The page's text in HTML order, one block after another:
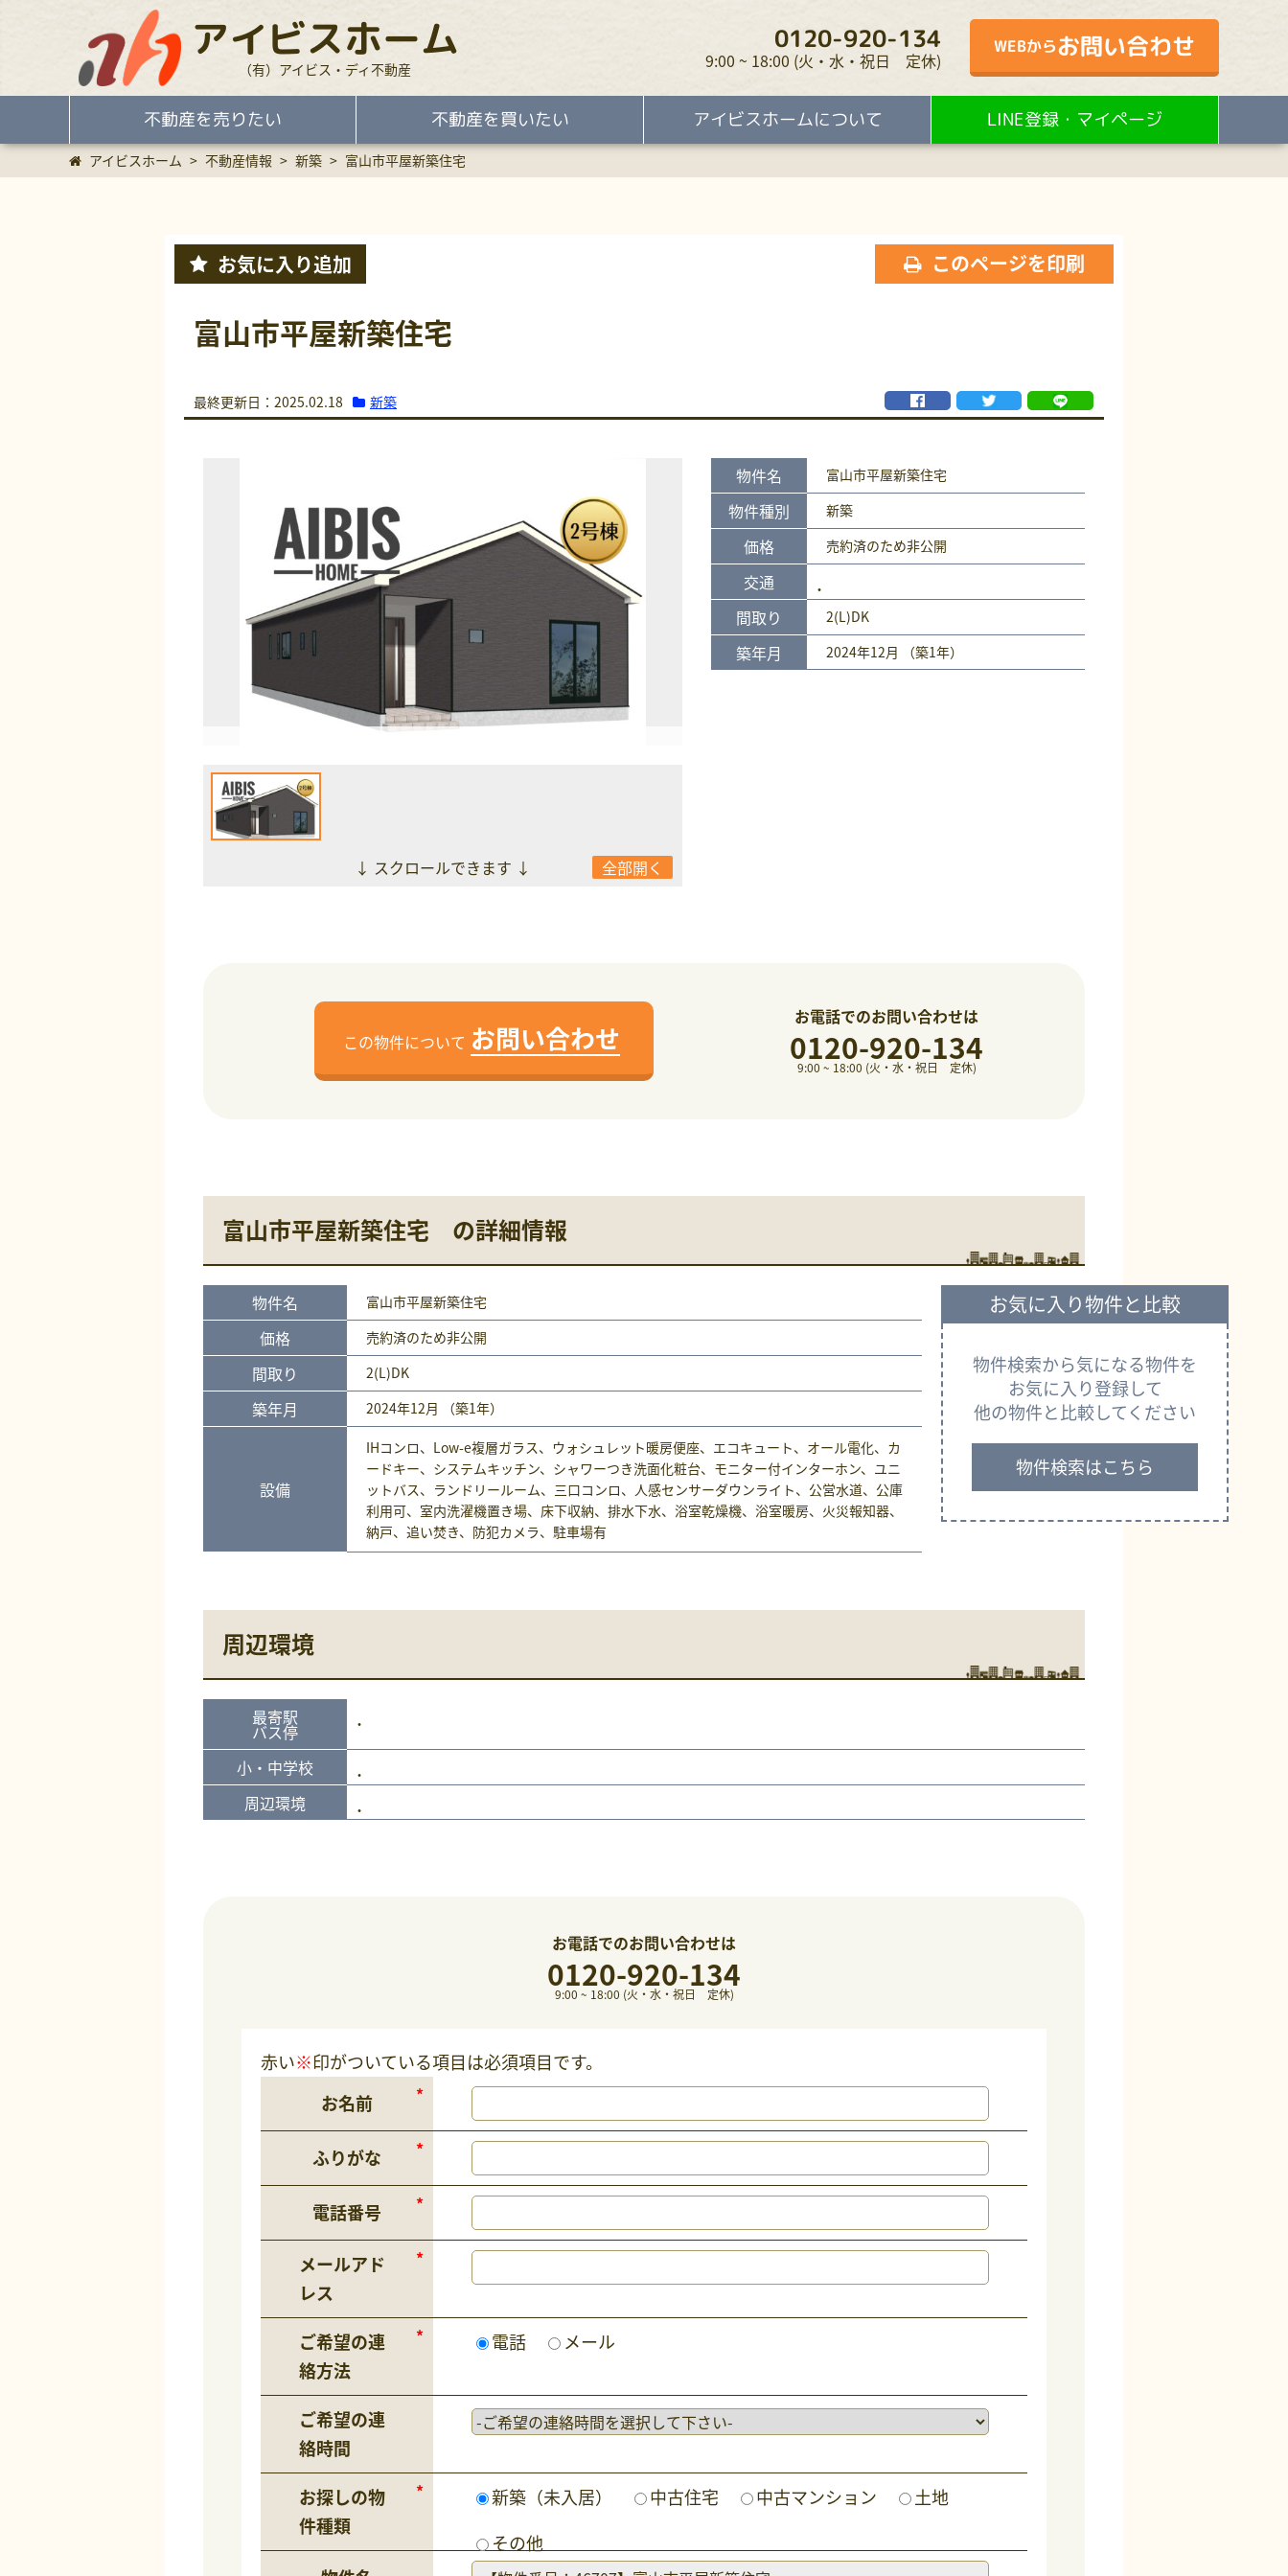
アイビスホーム
（有）アイビス・ディ不動産
0120-920-134
9:00 ~ 18:00 (火・水・祝日 定休)
WEBからお問い合わせ
不動産を売りたい 不動産を買いたい アイビスホームについて LINE登録・マイページ
アイビスホーム > 不動産情報 > 新築 > 富山市平屋新築住宅
富山市平屋新築住宅
最終更新日：2025.02.18 新築
お気に入り追加 このページを印刷
↓ スクロールできます ↓ 全部開く
物件名 富山市平屋新築住宅
物件種別 新築
価格 売約済のため非公開
交通
間取り
2(L)DK
築年月 2024年12月 （築1年）
この物件について お問い合わせ
お電話でのお問い合わせは
0120-920-134
9:00 ~ 18:00 (火・水・祝日 定休)
富山市平屋新築住宅 の詳細情報
物件名 富山市平屋新築住宅
価格 売約済のため非公開
間取り 2(L)DK
築年月 2024年12月 （築1年）
設備
IHコンロ、Low-e複層ガラス、ウォシュレット暖房便座、エコキュート、オール電化、カ
ードキー、システムキッチン、シャワーつき洗面化粧台、モニター付インターホン、ユニ
ットバス、ランドリールーム、三口コンロ、人感センサーダウンライト、公営水道、公庫
利用可、室内洗濯機置き場、床下収納、排水下水、浴室乾燥機、浴室暖房、火災報知器、
納戸、追い焚き、防犯カメラ、駐車場有
お気に入り物件と比較
物件検索から気になる物件を
お気に入り登録して
他の物件と比較してください
物件検索はこちら
周辺環境
最寄駅
バス停
小・中学校
周辺環境
お電話でのお問い合わせは
0120-920-134
9:00 ~ 18:00 (火・水・祝日 定休)
赤い※印がついている項目は必須項目です。
お名前
ふりがな
電話番号
メールアド
レス
ご希望の連
絡方法
電話 メール
ご希望の連
絡時間
お探しの物
件種類
新築（未入居） 中古住宅 中古マンション
土地
その他